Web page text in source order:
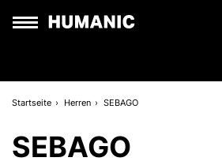
Startseite Herren SEBAGO
SEBAGO